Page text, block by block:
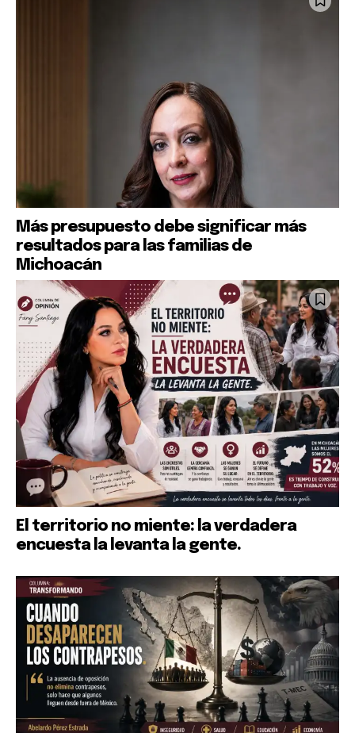
Más presupuesto debe significar más
resultados para las familias de
Michoacán
El territorio no miente: la verdadera
encuesta la levanta la gente.